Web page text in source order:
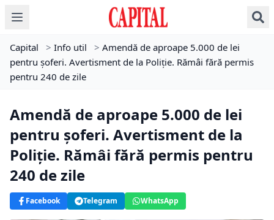
Capital > Info util > Amendă de aproape 5.000 de lei
pentru șoferi. Avertisment de la Poliție. Rămâi fără permis
pentru 240 de zile
Amendă de aproape 5.000 de lei
pentru șoferi. Avertisment de la
Poliție. Rămâi fără permis pentru
240 de zile
Facebook Telegram WhatsApp